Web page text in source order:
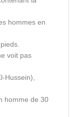
hommes en
voit pas
Hussein),
homme de 30